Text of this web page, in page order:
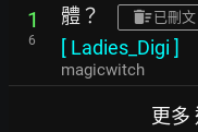
1
6
體？
已刪文
[ Ladies_Digi ]
magicwitch
更多